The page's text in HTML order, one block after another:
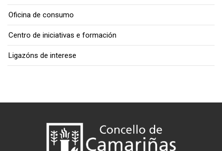
Oficina de consumo
Centro de iniciativas e formación
Ligazóns de interese